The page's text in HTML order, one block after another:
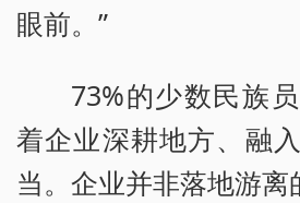
眼前。”
73%的少数民族
着企业深耕地方、融
当。企业并非落地游离